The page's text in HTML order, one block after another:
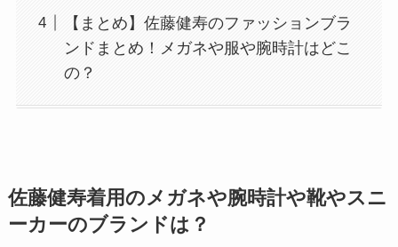
【まとめ】佐藤健寿のファッションブラ
ンドまとめ！メガネや服や腕時計はどこ
の？
佐藤健寿着用のメガネや腕時計や靴やスニ
ーカーのブランドは？